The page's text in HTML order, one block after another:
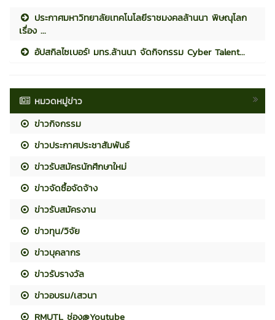
ประกาศมหาวิทยาลัยเทคโนโลยีราชมงคลล้านนา พิษณุโลก
เรื่อง ...
อัปสกิลไซเบอร์! มทร.ล้านนา จัดกิจกรรม Cyber Talent...
หมวดหมู่ข่าว
ข่าวกิจกรรม
ข่าวประกาศประชาสัมพันธ์
ข่าวรับสมัครนักศึกษาใหม่
ข่าวจัดซื้อจัดจ้าง
ข่าวรับสมัครงาน
ข่าวทุน/วิจัย
ข่าวบุคลากร
ข่าวรับรางวัล
ข่าวอบรม/เสวนา
RMUTL ช่อง@Youtube